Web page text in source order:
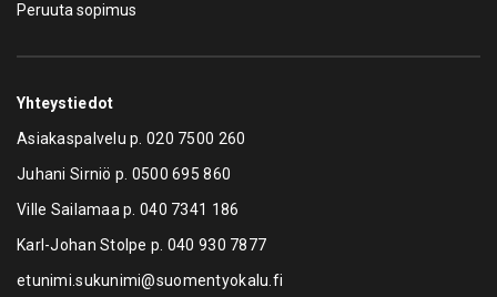
Peruuta sopimus
Yhteystiedot
Asiakaspalvelu p.020 7500 260
Juhani Sirniö p. 0500 695 860
Ville Sailamaa p.040 7341 186
Karl-Johan Stolpe p. 040 930 7877
etunimi.sukunimi@suomentyokalu.fi